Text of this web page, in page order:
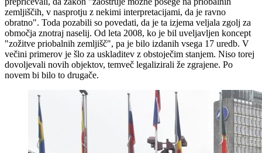
zemljiščih, v nasprotju z nekimi interpretacijami, da je ravno
obratno". Toda pozabili so povedati, da je ta izjema veljala zgolj za
območja znotraj naselij. Od leta 2008, ko je bil uveljavljen koncept
"zožitve priobalnih zemljišč", pa je bilo izdanih vsega 17 uredb. V
večini primerov je šlo za uskladitev z obstoječim stanjem. Niso torej
dovoljevali novih objektov, temveč legalizirali že zgrajene. Po
novem bi bilo to drugače.